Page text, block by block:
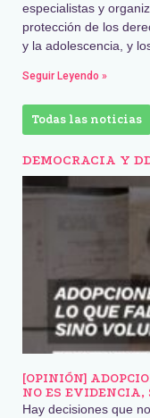
especialistas y
protección de los
y la adolescencia, y
Seguir Leyendo »
Todas las noticias
DEMOCRACIA Y
[OPINIÓN]
NO ES
Hay decisiones que